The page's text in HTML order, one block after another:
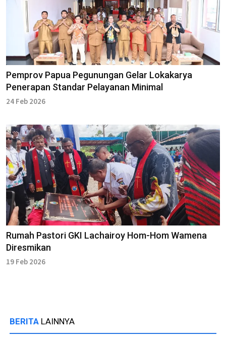
Pemprov Papua Pegunungan Gelar Lokakarya
Penerapan Standar Pelayanan Minimal
24 Feb 2026
Rumah Pastori GKI Lachairoy Hom-Hom Wamena
Diresmikan
19 Feb 2026
BERITA LAINNYA